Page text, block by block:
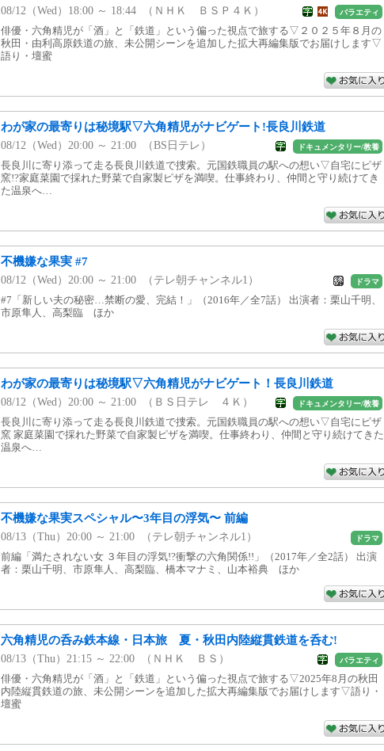
08/12（Wed）18:00 ～ 18:44 （ＮＨＫ ＢＳＰ４Ｋ） バラエティ
俳優・六角精児が「酒」と「鉄道」という偏った視点で旅する▽２０２５年８月の
秋田・由利高原鉄道の旅、未公開シーンを追加した拡大再編集版でお届けします▽
語り・壇蜜
わが家の最寄りは秘境駅▽六角精児がナビゲート!長良川鉄道
08/12（Wed）20:00 ～ 21:00 （BS日テレ） ドキュメンタリー/教養
長良川に寄り添って走る長良川鉄道で捜索。元国鉄職員の駅への想い▽自宅にピザ
窯!?家庭菜園で採れた野菜で自家製ピザを満喫。仕事終わり、仲間と守り続けてき
た温泉へ…
不機嫌な果実 #7
08/12（Wed）20:00 ～ 21:00 （テレ朝チャンネル1） ドラマ
#7「新しい夫の秘密…禁断の愛、完結！」（2016年／全7話） 出演者：栗山千明、
市原隼人、高梨臨 ほか
わが家の最寄りは秘境駅▽六角精児がナビゲート！長良川鉄道
08/12（Wed）20:00 ～ 21:00 （ＢＳ日テレ ４Ｋ） ドキュメンタリー/教養
長良川に寄り添って走る長良川鉄道で捜索。元国鉄職員の駅への想い▽自宅にピザ
窯 家庭菜園で採れた野菜で自家製ピザを満喫。仕事終わり、仲間と守り続けてきた
温泉へ…
不機嫌な果実スペシャル〜3年目の浮気〜 前編
08/13（Thu）20:00 ～ 21:00 （テレ朝チャンネル1） ドラマ
前編「満たされない女 ３年目の浮気!?衝撃の六角関係!!」（2017年／全2話） 出演
者：栗山千明、市原隼人、高梨臨、橋本マナミ、山本裕典 ほか
六角精児の呑み鉄本線・日本旅 夏・秋田内陸縦貫鉄道を呑む!
08/13（Thu）21:15 ～ 22:00 （ＮＨＫ ＢＳ） バラエティ
俳優・六角精児が「酒」と「鉄道」という偏った視点で旅する▽2025年8月の秋田
内陸縦貫鉄道の旅、未公開シーンを追加した拡大再編集版でお届けします▽語り・
壇蜜